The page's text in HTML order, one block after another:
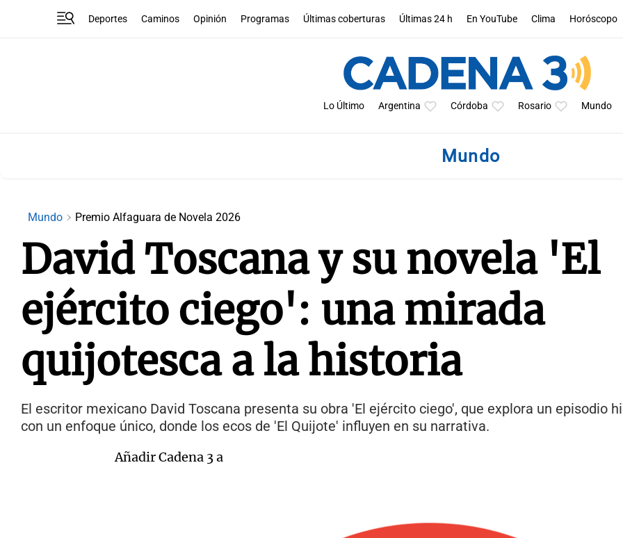
Deportes Caminos Opinión Programas Últimas coberturas Últimas 24 h En YouTube Clima Horóscopo
Lo Último Argentina Córdoba Rosario Mundo
Mundo
Mundo Premio Alfaguara de Novela 2026
David Toscana y su novela 'El
ejército ciego': una mirada
quijotesca a la historia
El escritor mexicano David Toscana presenta su obra 'El ejército ciego', que explora un episodio
con un enfoque único, donde los ecos de 'El Quijote' influyen en su narrativa.
Añadir Cadena 3 a